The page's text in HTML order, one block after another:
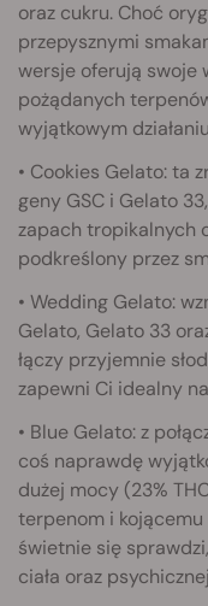
oraz cukru. Choć
przepysznymi
wersje oferują swoje
pożądanych
wyjątkowym
• Cookies Gelato: ta
geny GSC i Gelato
zapach tropikalnych
podkreślony przez
• Wedding Gelato:
Gelato, Gelato 33
łączy przyjemnie
zapewni Ci idealny
• Blue Gelato: z
coś naprawdę
dużej mocy (23%
terpenom i kojącemu
świetnie się
ciała oraz